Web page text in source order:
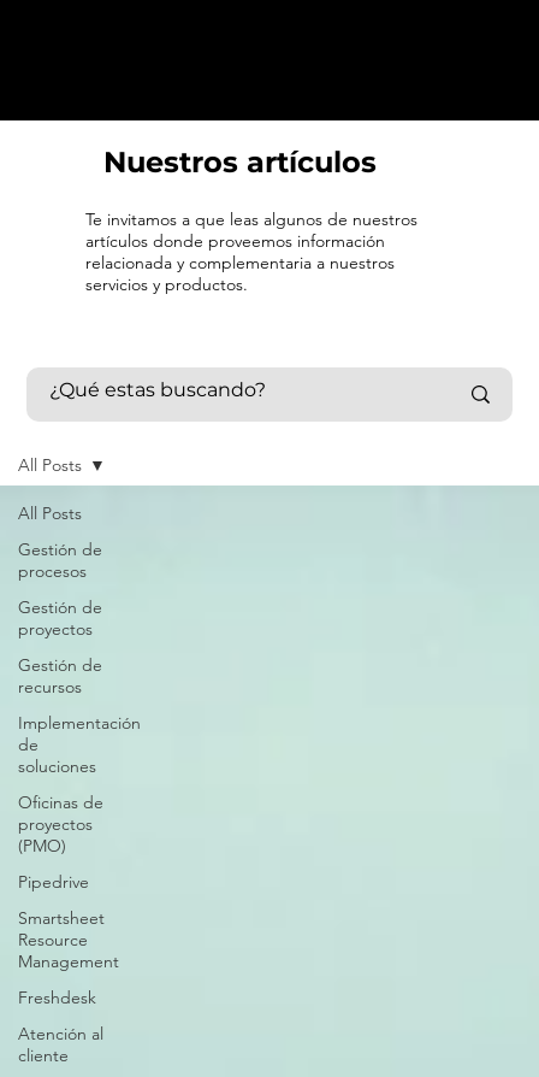
Nuestros artículos
Te invitamos a que leas algunos de nuestros
artículos donde proveemos información
relacionada y complementaria a nuestros
servicios y productos.
All Posts
Gestión de
procesos
Gestión de
proyectos
Gestión de
recursos
Implementación
de
soluciones
Oficinas de
proyectos
(PMO)
Pipedrive
Smartsheet
Resource
Management
Freshdesk
Atención al
cliente
All Posts